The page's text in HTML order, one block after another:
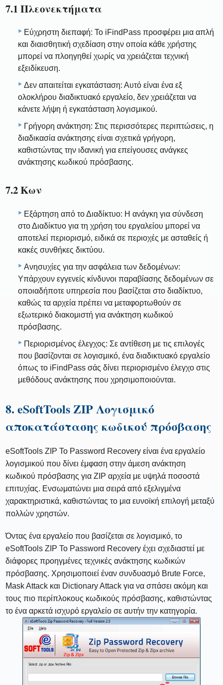
7.1 Πλεονεκτήματα
Εύχρηστη διεπαφή: Το iFindPass προσφέρει μια απλή
και διαισθητική σχεδίαση στην οποία κάθε χρήστης
μπορεί να πλοηγηθεί χωρίς να χρειάζεται τεχνική
εξειδίκευση.
Δεν απαιτείται εγκατάσταση: Αυτό είναι ένα εξ
ολοκλήρου διαδικτυακό εργαλείο, δεν χρειάζεται να
κάνετε λήψη ή εγκατάσταση λογισμικού.
Γρήγορη ανάκτηση: Στις περισσότερες περιπτώσεις, η
διαδικασία ανάκτησης είναι σχετικά γρήγορη,
καθιστώντας την ιδανική για επείγουσες ανάγκες
ανάκτησης κωδικού πρόσβασης.
7.2 Κων
Εξάρτηση από το Διαδίκτυο: Η ανάγκη για σύνδεση
στο Διαδίκτυο για τη χρήση του εργαλείου μπορεί να
αποτελεί περιορισμό, ειδικά σε περιοχές με ασταθείς ή
κακές συνθήκες δικτύου.
Ανησυχίες για την ασφάλεια των δεδομένων:
Υπάρχουν εγγενείς κίνδυνοι παραβίασης δεδομένων σε
οποιαδήποτε υπηρεσία που βασίζεται στο διαδίκτυο,
καθώς τα αρχεία πρέπει να μεταφορτωθούν σε
εξωτερικό διακομιστή για ανάκτηση κωδικού
πρόσβασης.
Περιορισμένος έλεγχος: Σε αντίθεση με τις επιλογές
που βασίζονται σε λογισμικό, ένα διαδικτυακό εργαλείο
όπως το iFindPass σάς δίνει περιορισμένο έλεγχο στις
μεθόδους ανάκτησης που χρησιμοποιούνται.
8. eSoftTools ZIP Λογισμικό
αποκατάστασης κωδικού πρόσβασης
eSoftTools ZIP Το Password Recovery είναι ένα εργαλείο
λογισμικού που δίνει έμφαση στην άμεση ανάκτηση
κωδικού πρόσβασης για ZIP αρχεία με υψηλά ποσοστά
επιτυχίας. Ενσωματώνει μια σειρά από εξελιγμένα
χαρακτηριστικά, καθιστώντας το μια ευνοϊκή επιλογή μεταξύ
πολλών χρηστών.
Όντας ένα εργαλείο που βασίζεται σε λογισμικό, το
eSoftTools ZIP Το Password Recovery έχει σχεδιαστεί με
διάφορες προηγμένες τεχνικές ανάκτησης κωδικών
πρόσβασης. Χρησιμοποιεί έναν συνδυασμό Brute Force,
Mask Attack και Dictionary Attack για να σπάσει ακόμη και
τους πιο περίπλοκους κωδικούς πρόσβασης, καθιστώντας
το ένα αρκετά ισχυρό εργαλείο σε αυτήν την κατηγορία.